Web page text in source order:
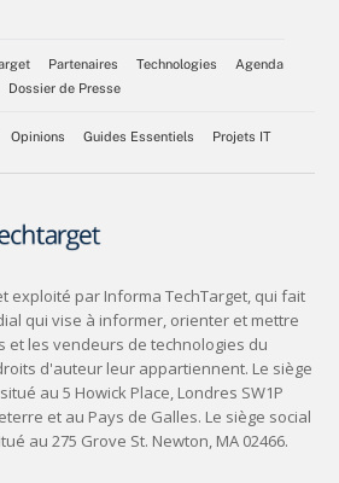
Partenaires Technologies
Agenda
Dossier de Presse
Opinions Guides Essentiels Projets IT